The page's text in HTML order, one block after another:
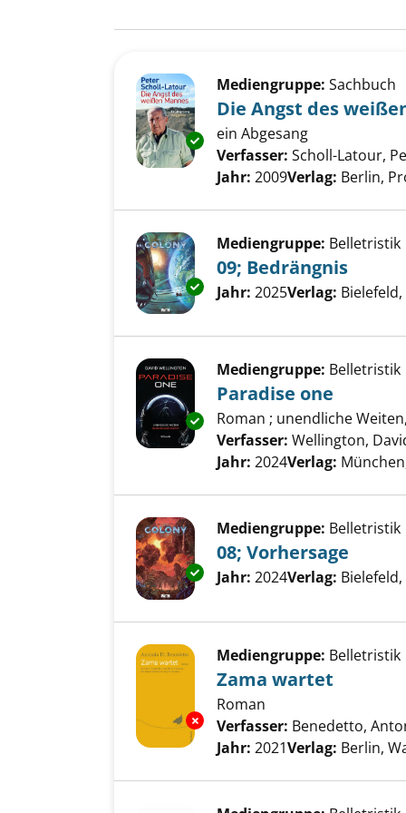
Exemplar-Details von Die
Mediengruppe: Sachbuch
Die Angst des
ein Abgesang
Verfasser: Scholl-Latour,
Jahr: 2009Verlag: Berlin,
Exemplar-Details von 09;
Mediengruppe: Belletristik
09; Bedrängnis
Suche nach diesem
Jahr: 2025Verlag:
Exemplar-Details von
Mediengruppe: Belletristik
Paradise one
Roman ; unendliche
Verfasser: Wellington,
Jahr: 2024Verlag:
Exemplar-Details von 08;
Mediengruppe: Belletristik
08; Vorhersage
Suche nach diesem
Jahr: 2024Verlag:
Exemplar-Details von Zama
Mediengruppe: Belletristik
Zama wartet
Roman
Verfasser: Benedetto,
Jahr: 2021Verlag: Berlin,